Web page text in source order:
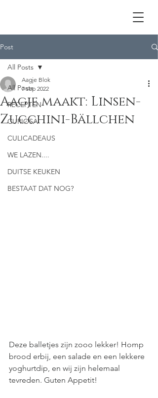
Post
All Posts
RECEPTEN
CURIOSA
CULICADEAUS
WE LAZEN....
DUITSE KEUKEN
BESTAAT DAT NOG?
All Posts
Aagje maakt: Linsen-
Zucchini-Bällchen
Aagje Blok
7 sep 2022
Deze balletjes zijn zooo lekker! Homp
brood erbij, een salade en een lekkere
yoghurtdip, en wij zijn helemaal
tevreden. Guten Appetit!